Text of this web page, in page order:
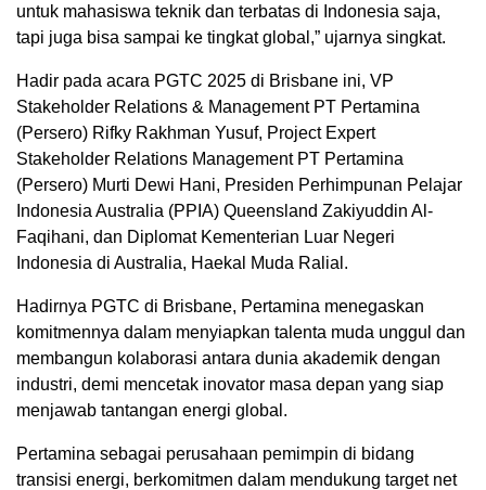
untuk mahasiswa teknik dan terbatas di Indonesia saja,
tapi juga bisa sampai ke tingkat global,” ujarnya singkat.
Hadir pada acara PGTC 2025 di Brisbane ini, VP
Stakeholder Relations & Management PT Pertamina
(Persero) Rifky Rakhman Yusuf, Project Expert
Stakeholder Relations Management PT Pertamina
(Persero) Murti Dewi Hani, Presiden Perhimpunan Pelajar
Indonesia Australia (PPIA) Queensland Zakiyuddin Al-
Faqihani, dan Diplomat Kementerian Luar Negeri
Indonesia di Australia, Haekal Muda Ralial.
Hadirnya PGTC di Brisbane, Pertamina menegaskan
komitmennya dalam menyiapkan talenta muda unggul dan
membangun kolaborasi antara dunia akademik dengan
industri, demi mencetak inovator masa depan yang siap
menjawab tantangan energi global.
Pertamina sebagai perusahaan pemimpin di bidang
transisi energi, berkomitmen dalam mendukung target net